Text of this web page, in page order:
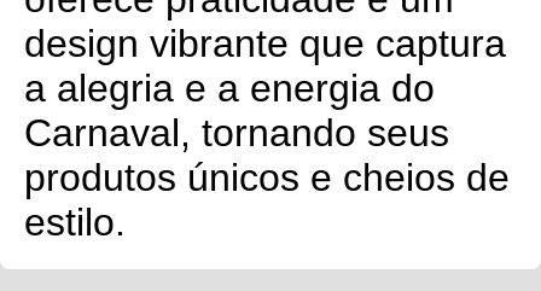
design vibrante que captura
a alegria e a energia do
Carnaval, tornando seus
produtos únicos e cheios de
estilo.